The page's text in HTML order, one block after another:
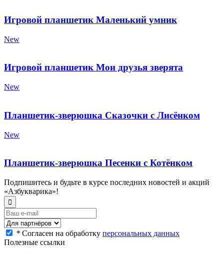
Игровой планшетик Маленький умник
New
Игровой планшетик Мои друзья зверята
New
Планшетик-зверюшка Сказочки с Лисёнком
New
Планшетик-зверюшка Песенки с Котёнком
Подпишитесь и будьте в курсе последних новостей и акций
«Азбукварика»!
* Согласен на обработку персональных данных
Полезные ссылки